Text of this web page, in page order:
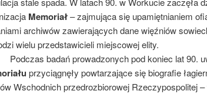
Memoriał– zajmująca się upamiętnianiem
archiwów zawierających dane więźniów
wielu przedstawicieli miejscowej elity.
badań prowadzonych pod koniec lat 90.
przyciągnęły powtarzające się biografie
Wschodnich przedrozbiorowej Rzeczypospolitej